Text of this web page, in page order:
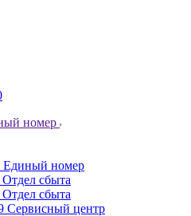
номер
Единый номер
Отдел сбыта
Отдел сбыта
Сервисный центр